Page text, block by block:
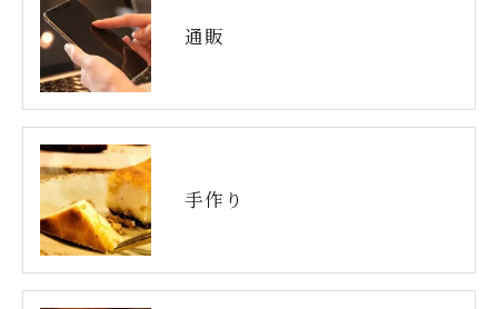
通販
手作り